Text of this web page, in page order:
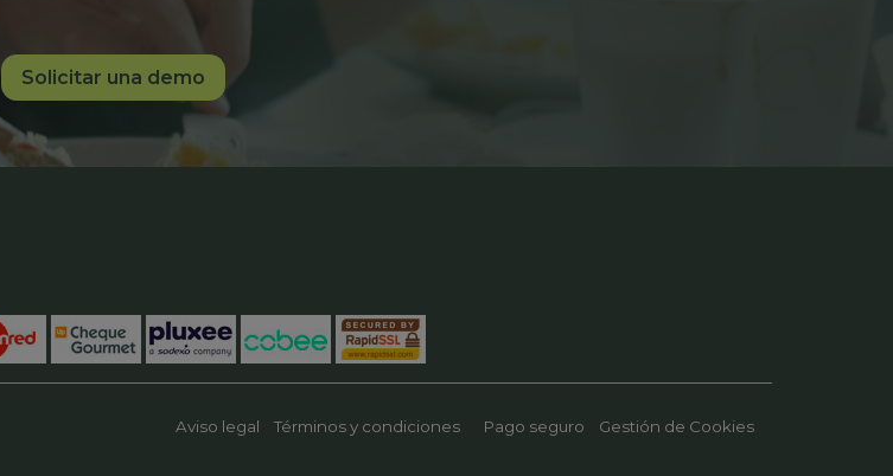
Solicitar una demo
Aviso legal Términos y condiciones Pago seguro Gestión de Cookies